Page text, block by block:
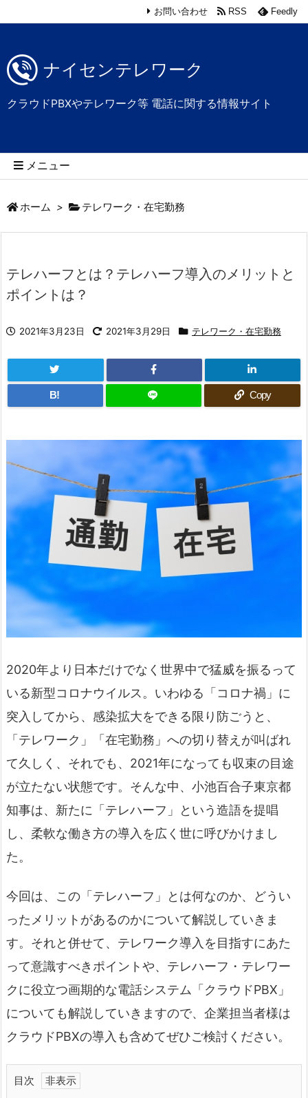
ナイセンテレワーク
クラウドPBXやテレワーク等 電話に関する情報サイト
メニュー
お問い合わせ RSS Feedly
ホーム > テレワーク・在宅勤務
テレハーフとは？テレハーフ導入のメリットと
ポイントは？
2021年3月23日 2021年3月29日 テレワーク・在宅勤務
B! Copy
2020年より日本だけでなく世界中で猛威を振るって
いる新型コロナウイルス。いわゆる「コロナ禍」に
突入してから、感染拡大をできる限り防ごうと、
「テレワーク」「在宅勤務」への切り替えが叫ばれ
て久しく、それでも、2021年になっても収束の目途
が立たない状態です。そんな中、小池百合子東京都
知事は、新たに「テレハーフ」という造語を提唱
し、柔軟な働き方の導入を広く世に呼びかけまし
た。
今回は、この「テレハーフ」とは何なのか、どうい
ったメリットがあるのかについて解説していきま
す。それと併せて、テレワーク導入を目指すにあた
って意識すべきポイントや、テレハーフ・テレワー
クに役立つ画期的な電話システム「クラウドPBX」
についても解説していきますので、企業担当者様は
クラウドPBXの導入も含めてぜひご検討ください。
目次